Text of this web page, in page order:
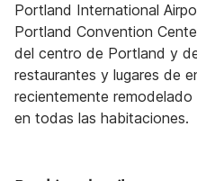
Portland International
Portland Convention
del centro de Portland y
restaurantes y lugares de
recientemente
en todas las habitaciones.